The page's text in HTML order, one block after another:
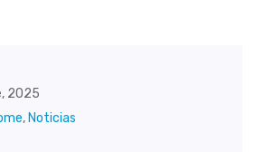
2025
, Noticias